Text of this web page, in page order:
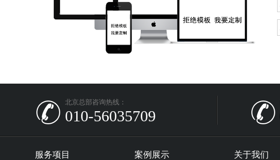
北京总部咨询热线：
010-56035709
服务项目 案例展示 关于我们